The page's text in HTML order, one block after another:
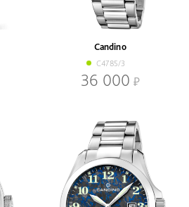
Механический
Candino
C4785/3
36 000